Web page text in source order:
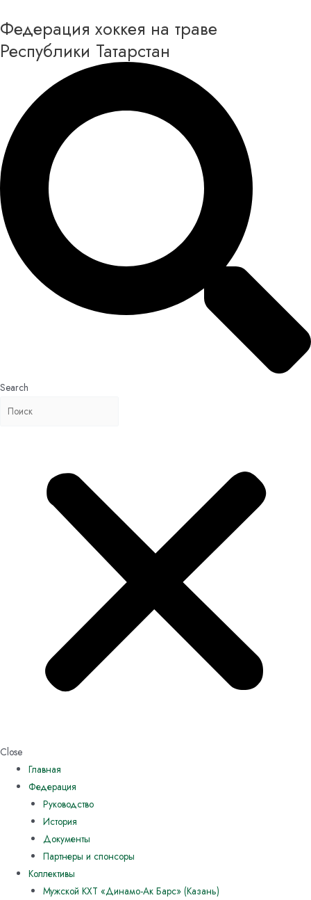
к
содержимому
Федерация хоккея на траве
Республики Татарстан
Search
Close
Главная
Федерация
Руководство
История
Документы
Партнеры и спонсоры
Коллективы
Мужской КХТ «Динамо-Ак Барс» (Казань)